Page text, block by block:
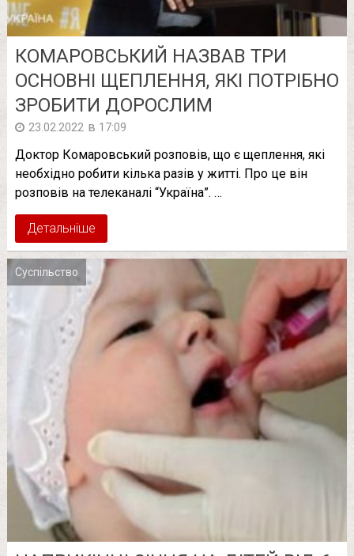
КОМАРОВСЬКИЙ НАЗВАВ ТРИ
ОСНОВНІ ЩЕПЛЕННЯ, ЯКІ ПОТРІБНО
ЗРОБИТИ ДОРОСЛИМ
23.02.2022 в 17:09
Доктор Комаровський розповів, що є щеплення, які
необхідно робити кілька разів у житті. Про це він
розповів на телеканалі “Україна”. …
Детальніше
Суспільство